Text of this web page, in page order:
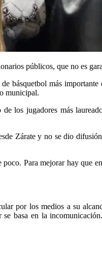
públicos, que no es
básquetbol más
municipal.
los jugadores más
Zárate y no se dio
poco. Para mejorar hay
por los medios a su
basa en la